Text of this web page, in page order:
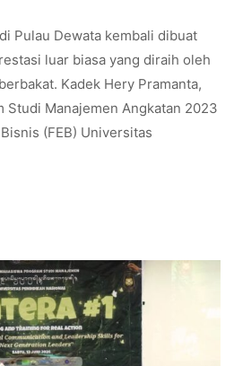
Pulau Dewata kembali dibuat
luar biasa yang diraih oleh
Kadek Hery Pramanta,
Studi Manajemen Angkatan 2023
(FEB) Universitas